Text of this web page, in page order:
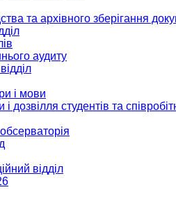
та архівного зберігання
аудиту
і мови
і дозвілля студентів та
відділ